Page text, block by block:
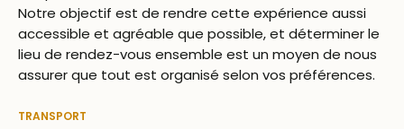
Notre objectif est de rendre cette expérience aussi
accessible et agréable que possible, et déterminer le
lieu de rendez-vous ensemble est un moyen de nous
assurer que tout est organisé selon vos préférences.
TRANSPORT